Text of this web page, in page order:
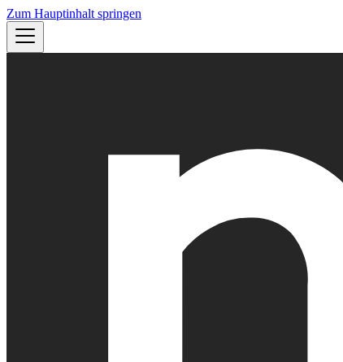
Zum Hauptinhalt springen